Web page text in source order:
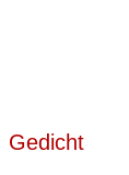
Gedicht